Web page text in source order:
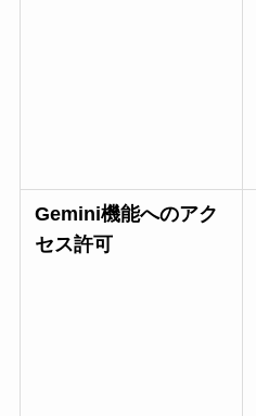
Gemini機能へのアク
セス許可